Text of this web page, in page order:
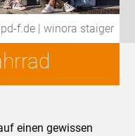
f.de | winora staiger
einen gewissen